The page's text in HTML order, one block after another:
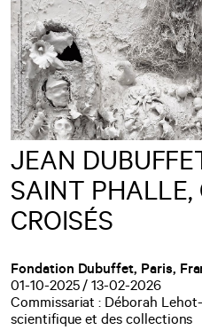
JEAN
SAINT PHALLE,
CROISÉS
Fondation Dubuffet, Paris,
01-10-2025 / 13-02-2026
Commissariat : Déborah
scientifique et des collections